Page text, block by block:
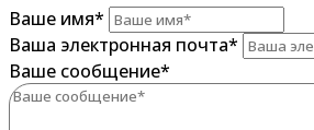
Ваше имя*
Ваша электронная почта*
Ваше сообщение*